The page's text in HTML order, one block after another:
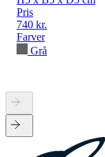
Pris
740 kr.
Farver
Grå